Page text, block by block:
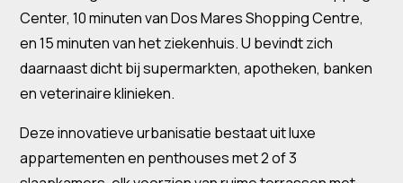
Center, 10 minuten van Dos Mares Shopping Centre,
en 15 minuten van het ziekenhuis. U bevindt zich
daarnaast dicht bij supermarkten, apotheken, banken
en veterinaire klinieken.
Deze innovatieve urbanisatie bestaat uit luxe
appartementen en penthouses met 2 of 3